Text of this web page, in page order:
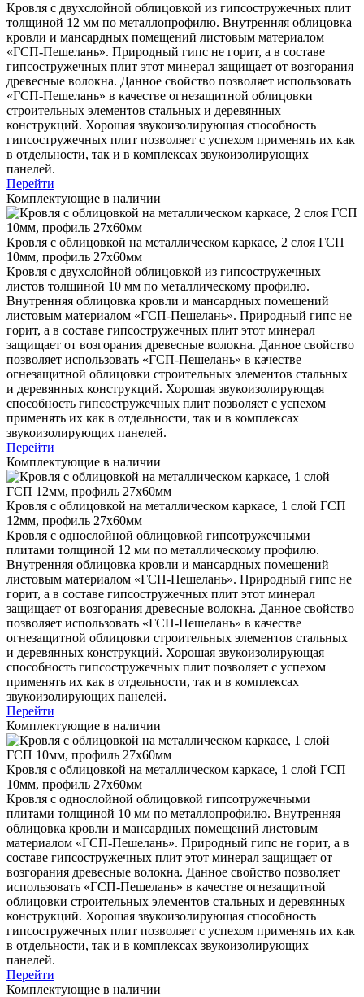
Кровля с двухслойной облицовкой из гипсостружечных плит
толщиной 12 мм по металлопрофилю. Внутренняя облицовка
кровли и мансардных помещений листовым материалом
«ГСП-Пешелань». Природный гипс не горит, а в составе
гипсостружечных плит этот минерал защищает от возгорания
древесные волокна. Данное свойство позволяет использовать
«ГСП-Пешелань» в качестве огнезащитной облицовки
строительных элементов стальных и деревянных
конструкций. Хорошая звукоизолирующая способность
гипсостружечных плит позволяет с успехом применять их как
в отдельности, так и в комплексах звукоизолирующих
панелей.
Перейти
Комплектующие в наличии
Кровля с облицовкой на металлическом каркасе, 2 слоя ГСП
10мм, профиль 27х60мм
Кровля с двухслойной облицовкой из гипсостружечных
листов толщиной 10 мм по металлическому профилю.
Внутренняя облицовка кровли и мансардных помещений
листовым материалом «ГСП-Пешелань». Природный гипс не
горит, а в составе гипсостружечных плит этот минерал
защищает от возгорания древесные волокна. Данное свойство
позволяет использовать «ГСП-Пешелань» в качестве
огнезащитной облицовки строительных элементов стальных
и деревянных конструкций. Хорошая звукоизолирующая
способность гипсостружечных плит позволяет с успехом
применять их как в отдельности, так и в комплексах
звукоизолирующих панелей.
Перейти
Комплектующие в наличии
Кровля с облицовкой на металлическом каркасе, 1 слой ГСП
12мм, профиль 27х60мм
Кровля с однослойной облицовкой гипсотружечными
плитами толщиной 12 мм по металлическому профилю.
Внутренняя облицовка кровли и мансардных помещений
листовым материалом «ГСП-Пешелань». Природный гипс не
горит, а в составе гипсостружечных плит этот минерал
защищает от возгорания древесные волокна. Данное свойство
позволяет использовать «ГСП-Пешелань» в качестве
огнезащитной облицовки строительных элементов стальных
и деревянных конструкций. Хорошая звукоизолирующая
способность гипсостружечных плит позволяет с успехом
применять их как в отдельности, так и в комплексах
звукоизолирующих панелей.
Перейти
Комплектующие в наличии
Кровля с облицовкой на металлическом каркасе, 1 слой ГСП
10мм, профиль 27х60мм
Кровля с однослойной облицовкой гипсотружечными
плитами толщиной 10 мм по металлопрофилю. Внутренняя
облицовка кровли и мансардных помещений листовым
материалом «ГСП-Пешелань». Природный гипс не горит, а в
составе гипсостружечных плит этот минерал защищает от
возгорания древесные волокна. Данное свойство позволяет
использовать «ГСП-Пешелань» в качестве огнезащитной
облицовки строительных элементов стальных и деревянных
конструкций. Хорошая звукоизолирующая способность
гипсостружечных плит позволяет с успехом применять их как
в отдельности, так и в комплексах звукоизолирующих
панелей.
Перейти
Комплектующие в наличии